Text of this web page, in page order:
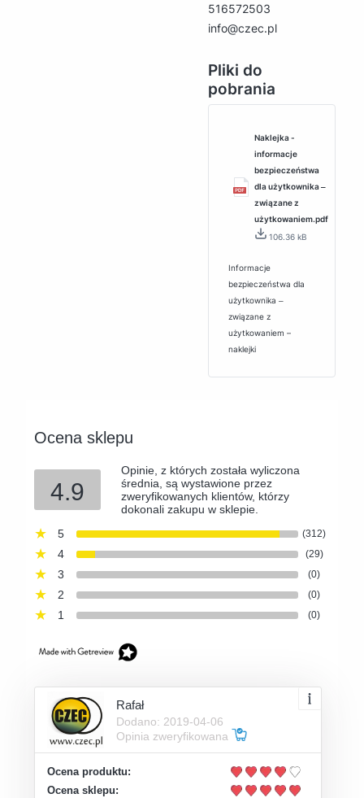
516572503
info@czec.pl
Pliki do
pobrania
Naklejka -
informacje
bezpieczeństwa
dla użytkownika ‒
związane z
użytkowaniem.pdf
106.36 kB
Informacje
bezpieczeństwa dla
użytkownika ‒
związane z
użytkowaniem –
naklejki
Ocena sklepu
4.9
Opinie, z których została wyliczona
średnia, są wystawione przez
zweryfikowanych klientów, którzy
dokonali zakupu w sklepie.
5
(312)
4 (29)
3 (0)
2 (0)
1 (0)
Rafał
Dodano: 2019-04-06
Opinia zweryfikowana
Ocena produktu:
Ocena sklepu: